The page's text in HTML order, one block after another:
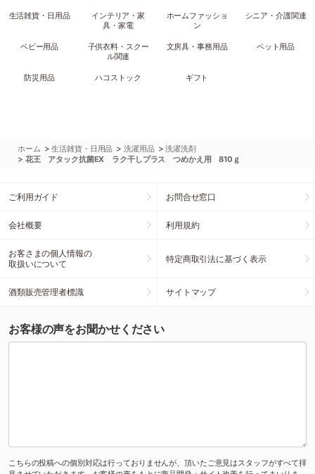
生活雑貨・日用品
インテリア・家
具・家電
ホームファッショ
ン
シニア・介護関連
ベビー用品
子供衣料・スクー
ル関連
文房具・事務用品 ペット用品
防災用品 ハコストック ギフト
ホーム >生活雑貨・日用品 >洗濯用品 >洗濯洗剤
> 花王 アタック抗菌EX ラク干しプラス つめかえ用 810ｇ
ご利用ガイド お問合せ窓口
会社概要 利用規約
お客さまの個人情報の
取扱いについて
特定商取引法に基づく表示
酒類販売管理者標識 サイトマップ
お客様の声をお聞かせください
こちらの投稿への個別対応は行っておりませんが、頂いたご意見はスタッフがすべて拝